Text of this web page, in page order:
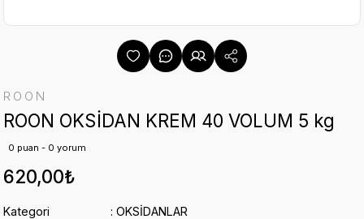
ROON
ROON OKSİDAN KREM 40 VOLUM 5 kg
0 puan - 0 yorum
620,00₺
Kategori
OKSİDANLAR